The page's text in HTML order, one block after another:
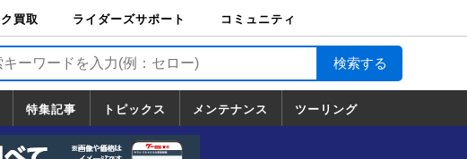
買取
買取
ライダーズサポート
ライダーズサポート
TOP
バイク輸送
バイクガレージライ
フ
バイク車両保険
ロードサービス
バイク試乗
コミュニティ
特集記事 トピックス
トピックス
ホンダ
ヤマハ
スズキ
カワサキ
ハーレーダ
BMW
ドゥカティ
トライアン
メンテナンス ツーリング